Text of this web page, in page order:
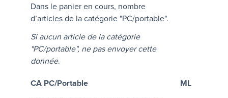
Dans le panier en cours, nombre
d’articles de la catégorie "PC/portable".
Si aucun article de la catégorie
"PC/portable", ne pas envoyer cette
donnée.
CA PC/Portable ML